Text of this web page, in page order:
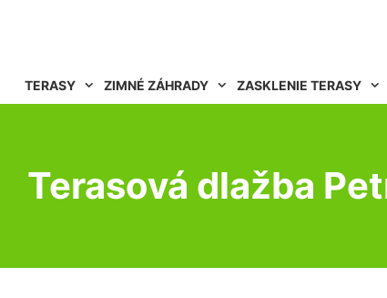
TERASY ZIMNÉ ZÁHRADY ZASKLENIE TERASY
Terasová dlažba